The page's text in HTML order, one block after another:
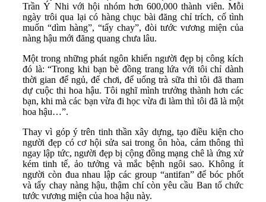
Trần Ý Nhi với hội nhóm hơn 600,000 thành viên. Mỗi
ngày trôi qua lại có hàng chục bài đăng chỉ trích, cố tình
muốn “dìm hàng”, “tẩy chay”, đòi tước vương miện của
nàng hậu mới đăng quang chưa lâu.
Một trong những phát ngôn khiến người đẹp bị công kích
đó là: “Trong khi bạn bè đồng trang lứa với tôi chỉ dành
thời gian để ngủ, để chơi, để uống trà sữa thì tôi đã tham
dự cuộc thi hoa hậu. Tôi nghĩ mình trưởng thành hơn các
bạn, khi mà các bạn vừa đi học vừa đi làm thì tôi đã là một
hoa hậu…”.
Thay vì góp ý trên tinh thần xây dựng, tạo điều kiện cho
người đẹp có cơ hội sửa sai trong ôn hòa, cảm thông thì
ngay lập tức, người đẹp bị cộng đồng mạng chê là ứng xử
kém tinh tế, ảo tưởng và mắc bệnh ngôi sao. Không ít
người còn đua nhau lập các group “antifan” để bóc phốt
và tẩy chay nàng hậu, thậm chí còn yêu cầu Ban tổ chức
tước vương miện của hoa hậu này.